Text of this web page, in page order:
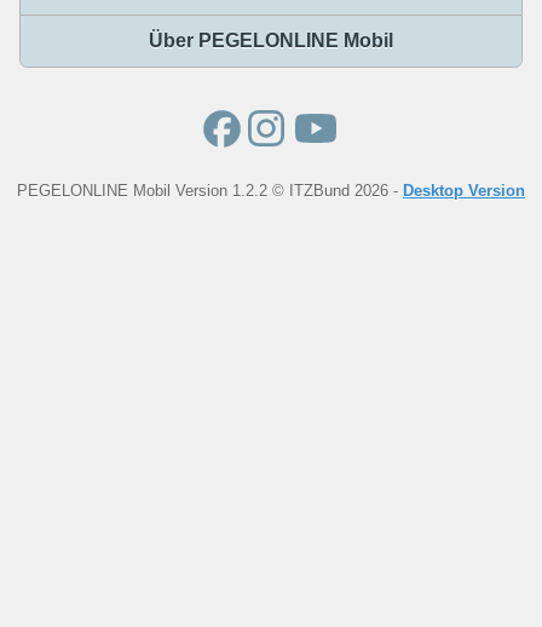
Über PEGELONLINE Mobil
PEGELONLINE Mobil Version 1.2.2 © ITZBund 2026 - Desktop Version